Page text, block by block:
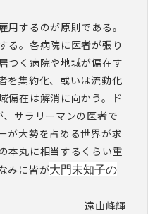
用するのが原則である。
る。各病院に医者が張り
つく病院や地域が偏在す
を集約化、或いは流動化
偏在は解消に向かう。ド
サラリーマンの医者で
が大勢を占める世界が求
本丸に相当するくらい重
みに皆が大門未知子の
遠山峰輝